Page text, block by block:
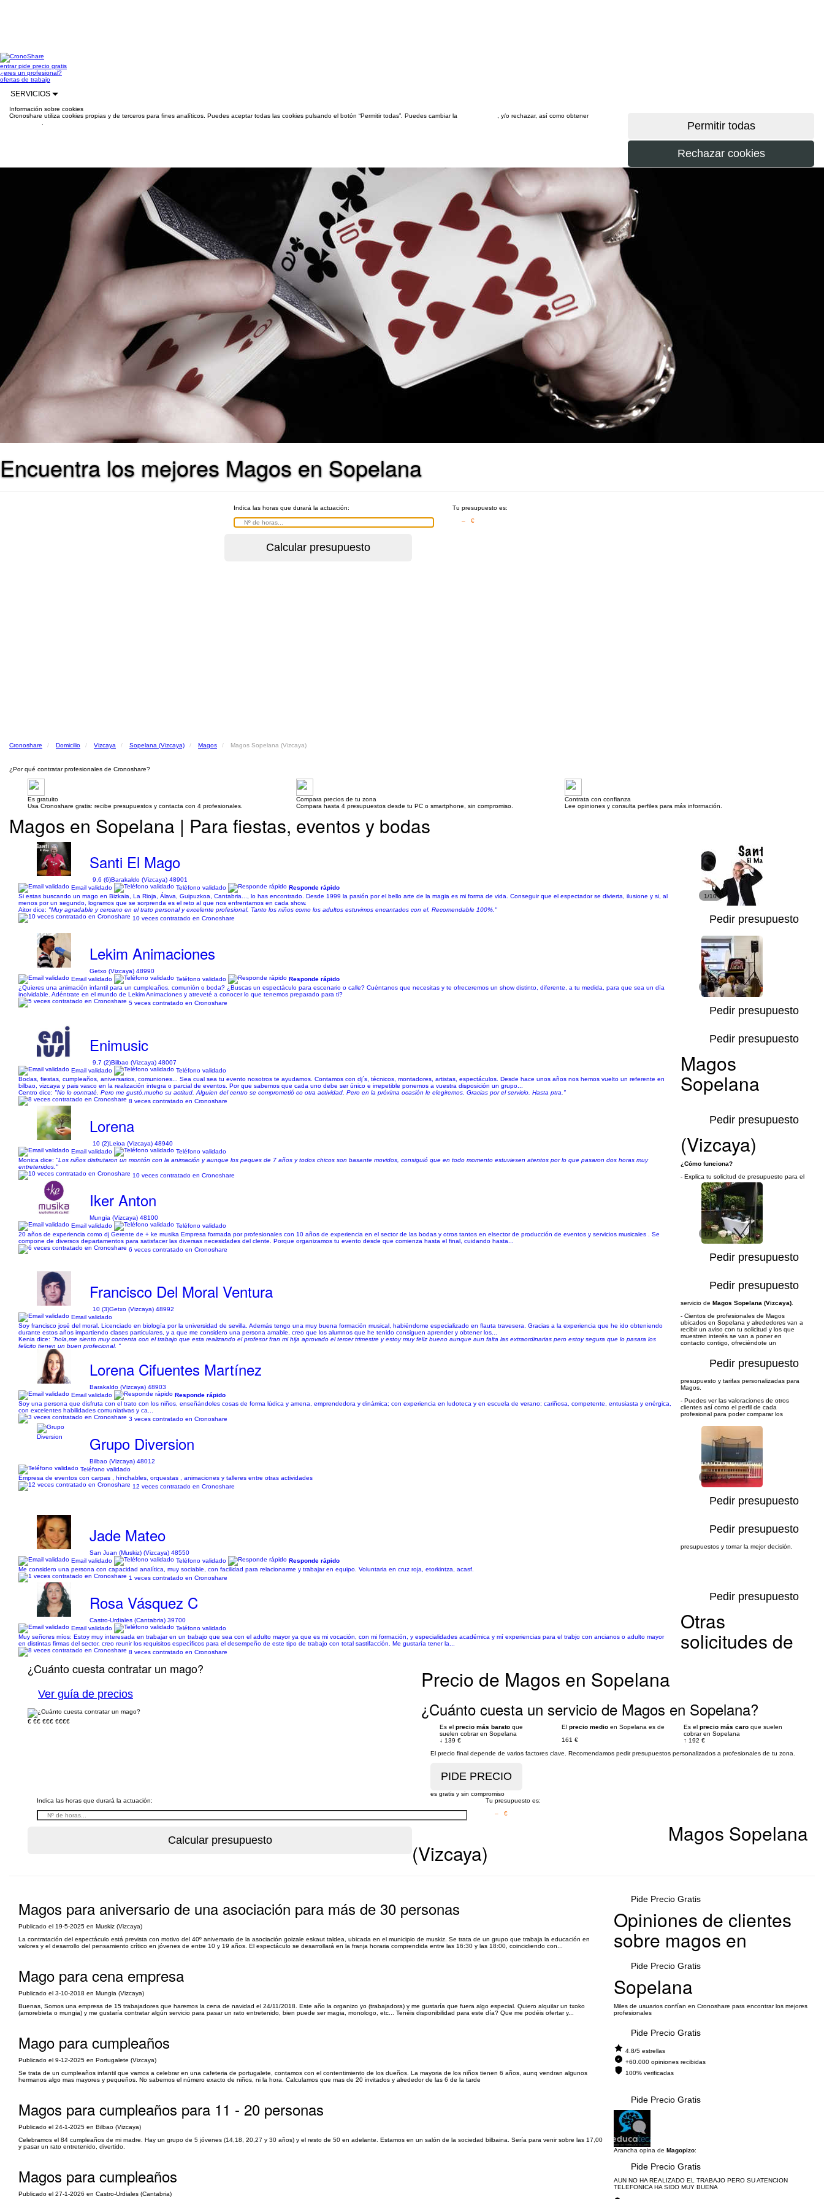
entrarpide precio gratis
¿eres un profesional?
ofertas de trabajo
SERVICIOS
Información sobre cookies
Cronoshare utiliza cookies propias y de terceros para fines analíticos. Puedes aceptar todas las cookies pulsando el botón “Permitir todas”. Puedes cambiar la
, y/o rechazar, así como obtener
Encuentra los mejores Magos en Sopelana
Indica las horas que durará la actuación:
Tu presupuesto es:
– €
Cronoshare Domicilio Vizcaya Sopelana (Vizcaya) Magos Magos Sopelana (Vizcaya)
¿Por qué contratar profesionales de Cronoshare?
Es gratuito
Usa Cronoshare gratis: recibe presupuestos y contacta con 4 profesionales.
Compara precios de tu zona
Compara hasta 4 presupuestos desde tu PC o smartphone, sin compromiso.
Contrata con confianza
Lee opiniones y consulta perfiles para más información.
Magos en Sopelana | Para fiestas, eventos y bodas
Santi El Mago
9,6 (6)Barakaldo (Vizcaya) 48901
Email validado
Teléfono validado
Responde rápido
Si estas buscando un mago en Bizkaia, La Rioja, Álava, Guipuzkoa, Cantabria..., lo has encontrado. Desde 1999 la pasión por el bello arte de la magia es mi forma de vida. Conseguir que el espectador se divierta, ilusione y si, al
menos por un segundo, logramos que se sorprenda es el reto al que nos enfrentamos en cada show.
Aitor dice: "Muy agradable y cercano en el trato personal y excelente profesional. Tanto los niños como los adultos estuvimos encantados con el. Recomendable 100%."
10 veces contratado en Cronoshare
1/10
Pedir presupuesto
Lekim Animaciones
Getxo (Vizcaya) 48990
Email validado
Teléfono validado
Responde rápido
¿Quieres una animación infantil para un cumpleaños, comunión o boda? ¿Buscas un espectáculo para escenario o calle? Cuéntanos que necesitas y te ofreceremos un show distinto, diferente, a tu medida, para que sea un día
inolvidable. Adéntrate en el mundo de Lekim Animaciones y atreveté a conocer lo que tenemos preparado para ti?
5 veces contratado en Cronoshare
1/9
Pedir presupuesto
Enimusic
9,7 (2)Bilbao (Vizcaya) 48007
Email validado
Teléfono validado
Bodas, fiestas, cumpleaños, aniversarios, comuniones... Sea cual sea tu evento nosotros te ayudamos. Contamos con dj´s, técnicos, montadores, artistas, espectáculos. Desde hace unos años nos hemos vuelto un referente en
bilbao, vizcaya y pais vasco en la realización integra o parcial de eventos. Por que sabemos que cada uno debe ser único e irrepetible ponemos a vuestra disposición un grupo...
Centro dice: "No lo contraté. Pero me gustó.mucho su actitud. Alguien del centro se comprometió co otra actividad. Pero en la próxima ocasión le elegiremos. Gracias por el servicio. Hasta ptra."
8 veces contratado en Cronoshare
Pedir presupuesto
Lorena
10 (2)Leioa (Vizcaya) 48940
Email validado
Teléfono validado
Monica dice: "Los niños disfrutaron un montón con la animación y aunque los peques de 7 años y todos chicos son basante movidos, consiguió que en todo momento estuviesen atentos por lo que pasaron dos horas muy
entretenidos."
10 veces contratado en Cronoshare
Pedir presupuesto
Iker Anton
Mungia (Vizcaya) 48100
Email validado
Teléfono validado
20 años de experiencia como dj Gerente de + ke musika Empresa formada por profesionales con 10 años de experiencia en el sector de las bodas y otros tantos en elsector de producción de eventos y servicios musicales . Se
compone de diversos departamentos para satisfacer las diversas necesidades del clente. Porque organizamos tu evento desde que comienza hasta el final, cuidando hasta...
6 veces contratado en Cronoshare
1/1
Pedir presupuesto
Francisco Del Moral Ventura
10 (3)Getxo (Vizcaya) 48992
Email validado
Soy francisco josé del moral. Licenciado en biología por la universidad de sevilla. Además tengo una muy buena formación musical, habiéndome especializado en flauta travesera. Gracias a la experiencia que he ido obteniendo
durante estos años impartiendo clases particulares, y a que me considero una persona amable, creo que los alumnos que he tenido consiguen aprender y obtener los...
Kenia dice: "hola,me siento muy contenta con el trabajo que esta realizando el profesor fran mi hija aprovado el tercer trimestre y estoy muy feliz bueno aunque aun falta las extraordinarias pero estoy segura que lo pasara los
felicito tienen un buen profecional. "
Pedir presupuesto
Lorena Cifuentes Martínez
Barakaldo (Vizcaya) 48903
Email validado
Responde rápido
Soy una persona que disfruta con el trato con los niños, enseñándoles cosas de forma lúdica y amena, emprendedora y dinámica; con experiencia en ludoteca y en escuela de verano; cariñosa, competente, entusiasta y enérgica,
con excelentes habilidades comuniativas y ca...
3 veces contratado en Cronoshare
Pedir presupuesto
Grupo Diversion
Bilbao (Vizcaya) 48012
Teléfono validado
Empresa de eventos con carpas , hinchables, orquestas , animaciones y talleres entre otras actividades
12 veces contratado en Cronoshare
1/4
Pedir presupuesto
Jade Mateo
San Juan (Muskiz) (Vizcaya) 48550
Email validado
Teléfono validado
Responde rápido
Me considero una persona con capacidad analítica, muy sociable, con facilidad para relacionarme y trabajar en equipo. Voluntaria en cruz roja, etorkintza, acasf.
1 veces contratado en Cronoshare
Pedir presupuesto
Rosa Vásquez C
Castro-Urdiales (Cantabria) 39700
Email validado
Teléfono validado
Muy señores míos: Estoy muy interesada en trabajar en un trabajo que sea con el adulto mayor ya que es mi vocación, con mi formación, y especialidades académica y mí experiencias para el trabjo con ancianos o adulto mayor
en distintas firmas del sector, creo reunir los requisitos específicos para el desempeño de este tipo de trabajo con total sastifacción. Me gustaría tener la...
8 veces contratado en Cronoshare
Pedir presupuesto
¿Cuánto cuesta contratar un mago?
Ver guía de precios
€ €€ €€€ €€€€
Precio de Magos en Sopelana
¿Cuánto cuesta un servicio de Magos en Sopelana?
Es el precio más barato que
suelen cobrar en Sopelana
↓ 139 €
El precio medio en Sopelana es de
161 €
Es el precio más caro que suelen
cobrar en Sopelana
↑ 192 €
El precio final depende de varios factores clave. Recomendamos pedir presupuestos personalizados a profesionales de tu zona.
es gratis y sin compromiso
Magos
Sopelana
(Vizcaya)
¿Cómo funciona?
- Explica tu solicitud de presupuesto para el
servicio de Magos Sopelana (Vizcaya)
- Cientos de profesionales de Magos
ubicados en Sopelana y alrededores van a
recibir un aviso con tu solicitud y los que
muestren interés se van a poner en
contacto contigo, ofreciéndote un
presupuesto y tarifas personalizadas para
Magos.
- Puedes ver las valoraciones de otros
clientes así como el perfil de cada
profesional para poder comparar los
presupuestos y tomar la mejor decisión.
Indica las horas que durará la actuación:
Tu presupuesto es:
– €
Otras
solicitudes de
Magos Sopelana
(Vizcaya)
Magos para aniversario de una asociación para más de 30 personas
Publicado el 19-5-2025 en Muskiz (Vizcaya)
La contratación del espectáculo está prevista con motivo del 40º aniversario de la asociación goizale eskaut taldea, ubicada en el municipio de muskiz. Se trata de un grupo que trabaja la educación en
valores y el desarrollo del pensamiento crítico en jóvenes de entre 10 y 19 años. El espectáculo se desarrollará en la franja horaria comprendida entre las 16:30 y las 18:00, coincidiendo con...
Pide Precio Gratis
Mago para cena empresa
Publicado el 3-10-2018 en Mungia (Vizcaya)
Buenas, Somos una empresa de 15 trabajadores que haremos la cena de navidad el 24/11/2018. Este año la organizo yo (trabajadora) y me gustaría que fuera algo especial. Quiero alquilar un txoko
(amorebieta o mungia) y me gustaría contratar algún servicio para pasar un rato entretenido, bien puede ser magia, monologo, etc... Tenéis disponibilidad para este día? Que me podéis ofertar y...
Pide Precio Gratis
Mago para cumpleaños
Publicado el 9-12-2025 en Portugalete (Vizcaya)
Se trata de un cumpleaños infantil que vamos a celebrar en una cafeteria de portugalete, contamos con el contentimiento de los dueños. La mayoria de los niños tienen 6 años, aunq vendran algunos
hermanos algo mas mayores y pequeños. No sabemos el número exacto de niños, ni la hora. Calculamos que mas de 20 invitados y alrededor de las 6 de la tarde
Pide Precio Gratis
Magos para cumpleaños para 11 - 20 personas
Publicado el 24-1-2025 en Bilbao (Vizcaya)
Celebramos el 84 cumpleaños de mi madre. Hay un grupo de 5 jóvenes (14,18, 20,27 y 30 años) y el resto de 50 en adelante. Estamos en un salón de la sociedad bilbaina. Sería para venir sobre las 17,00
y pasar un rato entretenido, divertido.
Pide Precio Gratis
Magos para cumpleaños
Publicado el 27-1-2026 en Castro-Urdiales (Cantabria)
Pide Precio Gratis
Opiniones de clientes
sobre magos en
Sopelana
Miles de usuarios confían en Cronoshare para encontrar los mejores
profesionales
4.8/5 estrellas
+60.000 opiniones recibidas
100% verificadas
Arancha opina de Magopizo:
AUN NO HA REALIZADO EL TRABAJO PERO SU ATENCION
TELEFONICA HA SIDO MUY BUENA